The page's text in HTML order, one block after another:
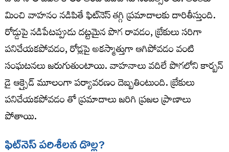
మించి వాహనం నడిపితే ఫిట్‌నెస్‌ తగ్గి ప్రమాదాలకు దారితీస్తుంది.
రోడ్డుపై నడిపేటప్పుడు దట్టమైన పొగ రావడం, బ్రేకులు సరిగా
పనిచేయకపోవడం, రోడ్లపై అకస్మాత్తుగా ఆగిపోవడం వంటి
సంఘటనలు జరుగుతుంటాయి. వాహనాలు వదిలే పొగలోని కార్బన్
డై ఆక్సైడ్ మూలంగా పర్యావరణం దెబ్బతింటుంది. బ్రేకులు
పనిచేయకపోవడం తో ప్రమాదాలు జరిగి ప్రజల ప్రాణాలు
పోతాయి.
ఫిట్‌నెస్‌ పరిశీలన డొల్ల?